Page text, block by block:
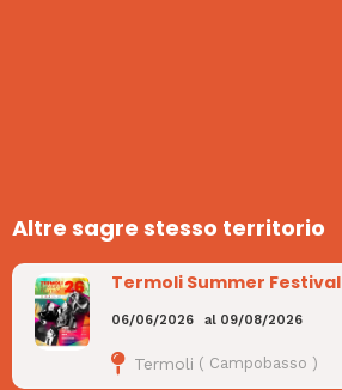
Altre sagre stesso territorio
Termoli Summer Festival
06/06/2026 al 09/08/2026
Termoli ( Campobasso )